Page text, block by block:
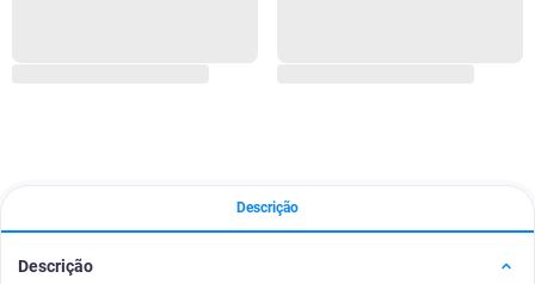
Descrição
Descrição